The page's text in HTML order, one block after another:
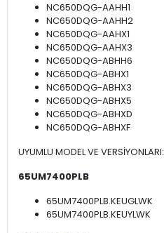
NC650DQG-AAHH1
NC650DQG-AAHH2
NC650DQG-AAHX1
NC650DQG-AAHX3
NC650DQG-ABHH6
NC650DQG-ABHX1
NC650DQG-ABHX3
NC650DQG-ABHX5
NC650DQG-ABHXD
NC650DQG-ABHXF
UYUMLU MODEL VE VERSİYONLARI:
65UM7400PLB
65UM7400PLB.KEUGLWK
65UM7400PLB.KEUYLWK